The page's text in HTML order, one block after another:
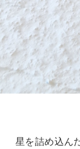
星を詰め込